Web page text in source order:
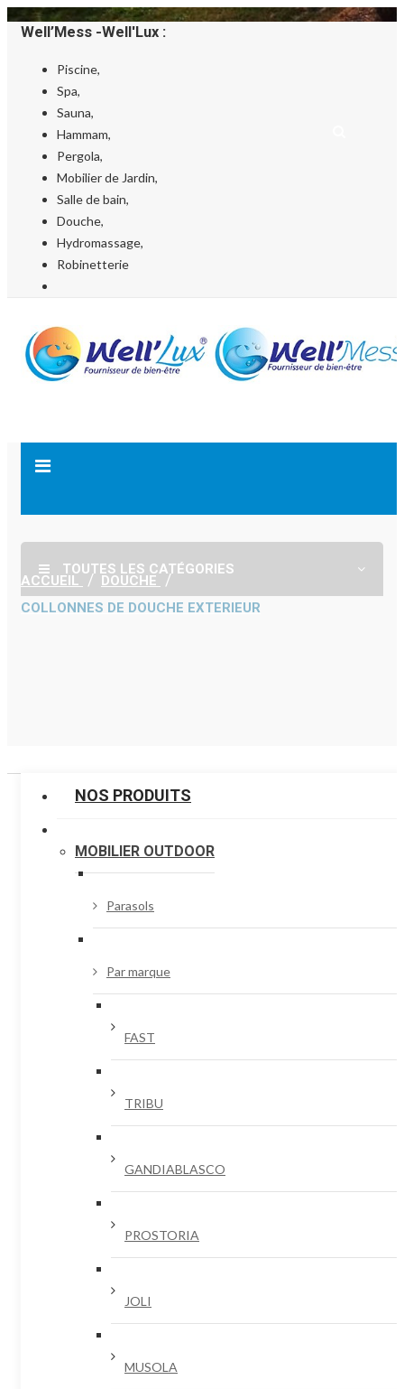
Well’Mess -Well'Lux :
Piscine,
Spa,
Sauna,
Hammam,
Pergola,
Mobilier de Jardin,
Salle de bain,
Douche,
Hydromassage,
Robinetterie
TOUTES LES CATÉGORIES
ACCUEIL
DOUCHE
COLLONNES DE DOUCHE EXTERIEUR
NOS PRODUITS
MOBILIER OUTDOOR
Parasols
Par marque
FAST
TRIBU
GANDIABLASCO
PROSTORIA
JOLI
MUSOLA